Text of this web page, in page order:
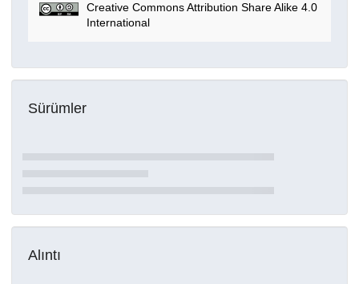
Creative Commons Attribution Share Alike 4.0
International
Sürümler
Alıntı